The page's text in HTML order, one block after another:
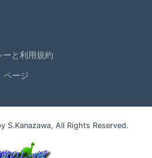
と利用規約
ページ
S.Kanazawa, All Rights Reserved.